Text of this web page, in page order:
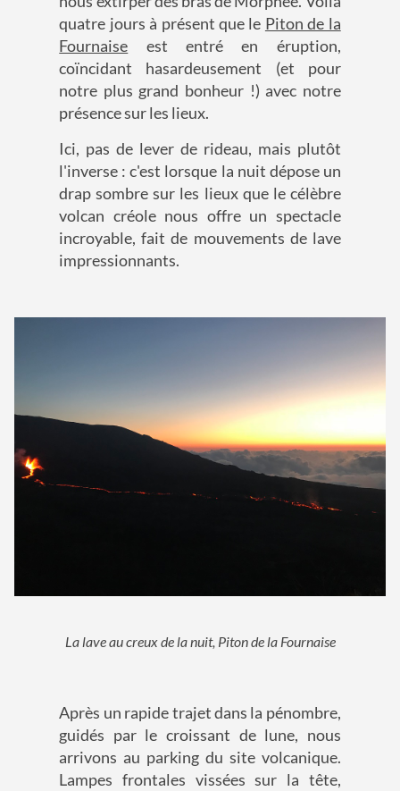
quatre jours à présent que le Piton de la
Fournaise est entré en éruption,
coïncidant hasardeusement (et pour
notre plus grand bonheur !) avec notre
présence sur les lieux.
Ici, pas de lever de rideau, mais plutôt
l'inverse : c'est lorsque la nuit dépose un
drap sombre sur les lieux que le célèbre
volcan créole nous offre un spectacle
incroyable, fait de mouvements de lave
impressionnants.
La lave au creux de la nuit, Piton de la Fournaise
Après un rapide trajet dans la pénombre,
guidés par le croissant de lune, nous
arrivons au parking du site volcanique.
Lampes frontales vissées sur la tête,